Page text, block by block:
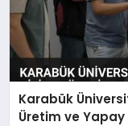
Karabük
Üretim ve